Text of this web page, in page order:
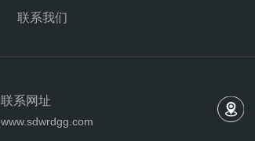
联系我们
联系网址
www.sdwrdgg.com